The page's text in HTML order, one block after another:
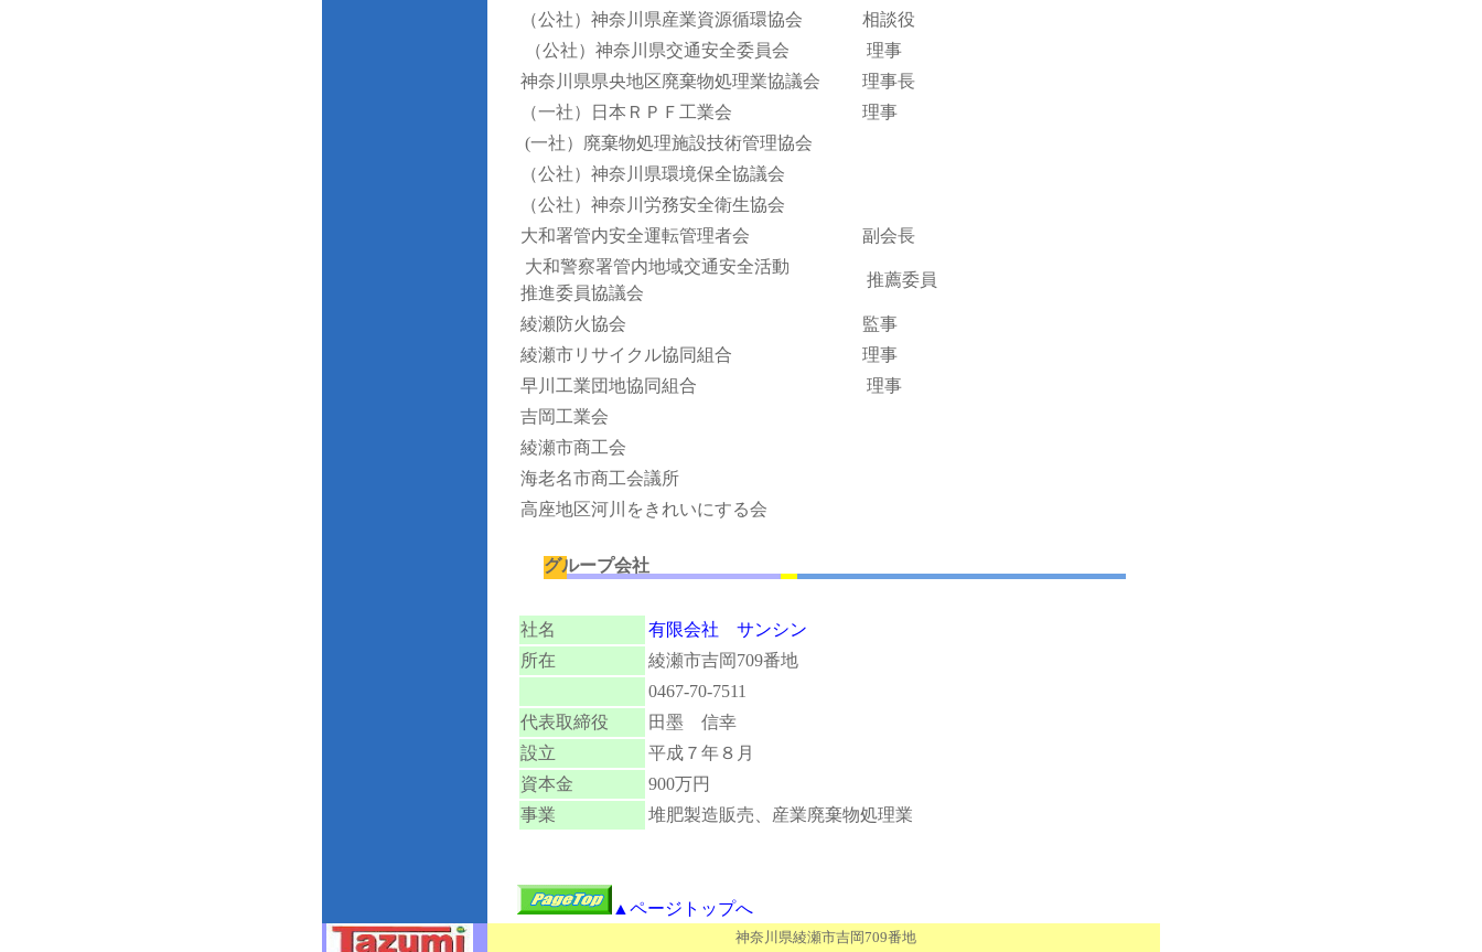
（公社）神奈川県産業資源循環協会
相談役
（公社）神奈川県交通安全委員会
理事
神奈川県県央地区廃棄物処理業協議会
理事長
（一社）日本ＲＰＦ工業会
理事
(一社）廃棄物処理施設技術管理協会
（公社）神奈川県環境保全協議会
（公社）神奈川労務安全衛生協会
大和署管内安全運転管理者会
副会長
大和警察署管内地域交通安全活動
推進委員協議会
推薦委員
綾瀬防火協会
監事
綾瀬市リサイクル協同組合
理事
早川工業団地協同組合
理事
吉岡工業会
綾瀬市商工会
海老名市商工会議所
高座地区河川をきれいにする会
グループ会社
社名
有限会社 サンシン
所在
綾瀬市吉岡709番地
0467-70-7511
代表取締役
田墨 信幸
設立
平成７年８月
資本金
900万円
事業
堆肥製造販売、産業廃棄物処理業
▲ページトップへ
神奈川県綾瀬市吉岡709番地